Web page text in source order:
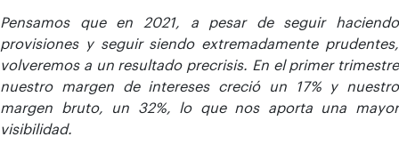
Pensamos que en 2021, a pesar de seguir haciendo
provisiones y seguir siendo extremadamente prudentes,
volveremos a un resultado precrisis. En el primer trimestre
nuestro margen de intereses creció un 17% y nuestro
margen bruto, un 32%, lo que nos aporta una mayor
visibilidad.